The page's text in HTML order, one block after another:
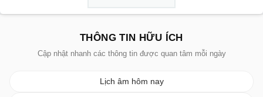
THÔNG TIN HỮU ÍCH
Cập nhật nhanh các thông tin được quan tâm mỗi ngày
Lịch âm hôm nay